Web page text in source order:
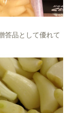
答品として優れて